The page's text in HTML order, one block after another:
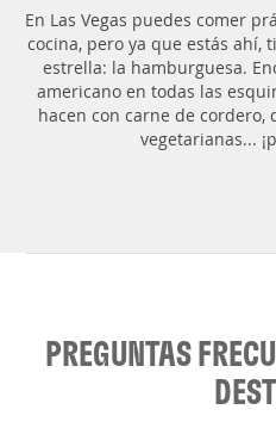
En Las Vegas puedes comer
cocina, pero ya que estás ahí,
estrella: la hamburguesa.
americano en todas las
hacen con carne de cordero,
vegetarianas...
PREGUNTAS